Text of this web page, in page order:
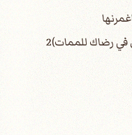
رضاك للممات)2